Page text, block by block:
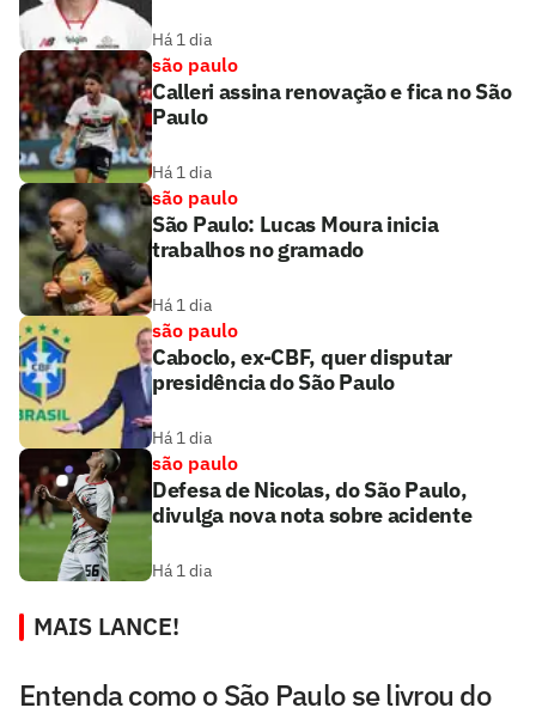
Há 1 dia
são paulo
Calleri assina renovação e fica no São
Paulo
Há 1 dia
são paulo
São Paulo: Lucas Moura inicia
trabalhos no gramado
Há 1 dia
são paulo
Caboclo, ex-CBF, quer disputar
presidência do São Paulo
Há 1 dia
são paulo
Defesa de Nicolas, do São Paulo,
divulga nova nota sobre acidente
Há 1 dia
MAIS LANCE!
Entenda como o São Paulo se livrou do